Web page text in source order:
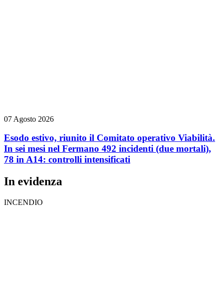
07 Agosto 2026
Esodo estivo, riunito il Comitato operativo Viabilità.
In sei mesi nel Fermano 492 incidenti (due mortali),
78 in A14: controlli intensificati
In evidenza
INCENDIO